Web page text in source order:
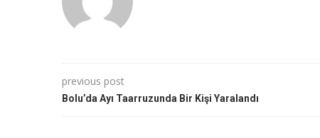
previous post
Bolu’da Ayı Taarruzunda Bir Kişi Yaralandı